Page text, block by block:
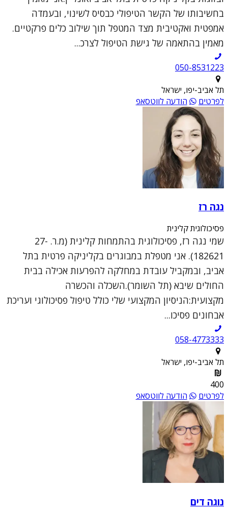
בחשיבותו של הקשר הטיפולי כבסיס לשינוי, ובעמדה
אמפטית ואקטיבית מצד המטפל תוך שילוב כלים פרקטיים.
מאמין בהתאמה של גישת הטיפול לצרכ...
050-8531223
תל אביב-יפו, ישראל
לפרטים
הודעה לווטסאפ
נגה רז
פסיכולוגית קלינית
שמי נגה רז, פסיכולוגית בהתמחות קלינית (מ.ר. 27-
182621). אני מטפלת במבוגרים בקליניקה פרטית בתל
אביב, ובמקביל עובדת במחלקה להפרעות אכילה בבית
החולים שיבא (תל השומר).השכלה והכשרה
מקצועית:הניסיון המקצועי שלי כולל טיפול פסיכולוגי ועריכת
אבחונים פסיכו...
058-4773333
תל אביב-יפו, ישראל
400
לפרטים
הודעה לווטסאפ
נוגה דים